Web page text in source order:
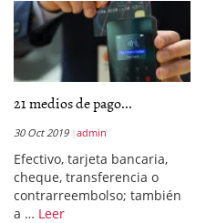
21 medios de pago...
30 Oct 2019 admin
Efectivo, tarjeta bancaria,
cheque, transferencia o
contrarreembolso; también
a … Leer